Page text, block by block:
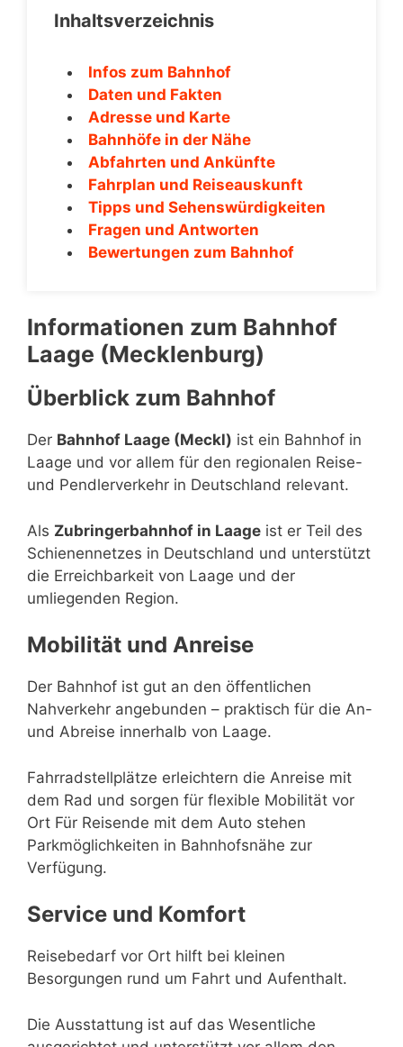
Inhaltsverzeichnis
Infos zum Bahnhof
Daten und Fakten
Adresse und Karte
Bahnhöfe in der Nähe
Abfahrten und Ankünfte
Fahrplan und Reiseauskunft
Tipps und Sehenswürdigkeiten
Fragen und Antworten
Bewertungen zum Bahnhof
Informationen zum Bahnhof
Laage (Mecklenburg)
Überblick zum Bahnhof
Der Bahnhof Laage (Meckl) ist ein Bahnhof in
Laage und vor allem für den regionalen Reise-
und Pendlerverkehr in Deutschland relevant.
Als Zubringerbahnhof in Laage ist er Teil des
Schienennetzes in Deutschland und unterstützt
die Erreichbarkeit von Laage und der
umliegenden Region.
Mobilität und Anreise
Der Bahnhof ist gut an den öffentlichen
Nahverkehr angebunden – praktisch für die An-
und Abreise innerhalb von Laage.
Fahrradstellplätze erleichtern die Anreise mit
dem Rad und sorgen für flexible Mobilität vor
Ort Für Reisende mit dem Auto stehen
Parkmöglichkeiten in Bahnhofsnähe zur
Verfügung.
Service und Komfort
Reisebedarf vor Ort hilft bei kleinen
Besorgungen rund um Fahrt und Aufenthalt.
Die Ausstattung ist auf das Wesentliche